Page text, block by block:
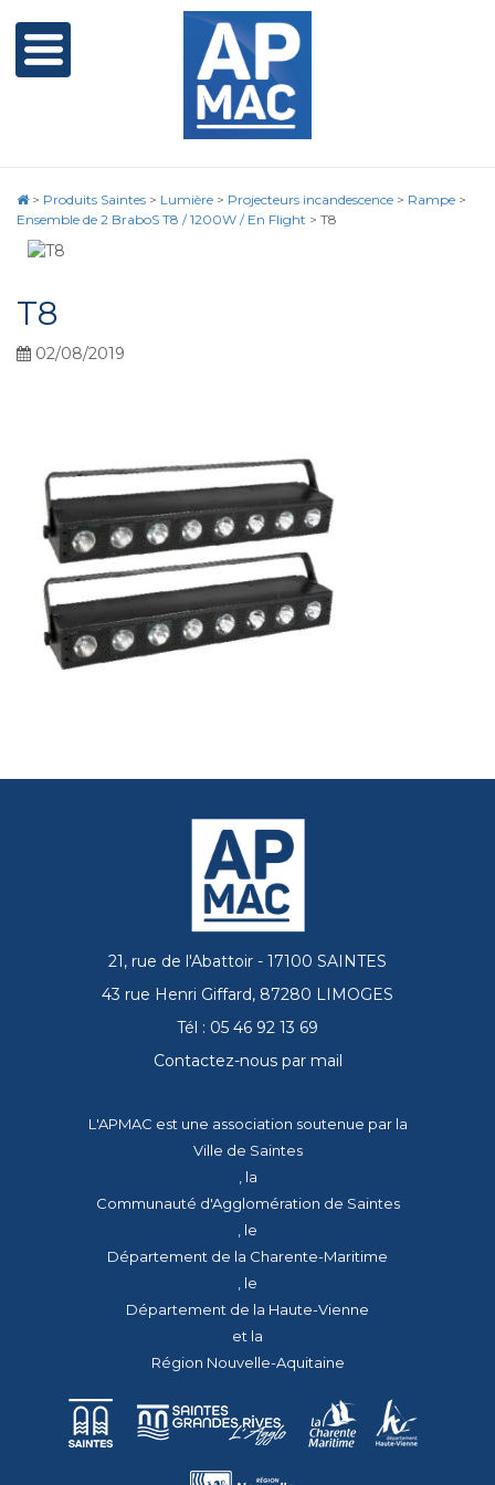
> Produits Saintes > Lumière > Projecteurs incandescence > Rampe >
Ensemble de 2 BraboS T8 / 1200W / En Flight > T8
T8
02/08/2019
21, rue de l'Abattoir - 17100 SAINTES
43 rue Henri Giffard, 87280 LIMOGES
Tél : 05 46 92 13 69
Contactez-nous par mail
L'APMAC est une association soutenue par la
Ville de Saintes
, la
Communauté d'Agglomération de Saintes
, le
Département de la Charente-Maritime
, le
Département de la Haute-Vienne
et la
Région Nouvelle-Aquitaine